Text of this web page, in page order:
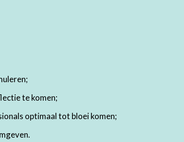
te komen;
optimaal tot bloei komen;